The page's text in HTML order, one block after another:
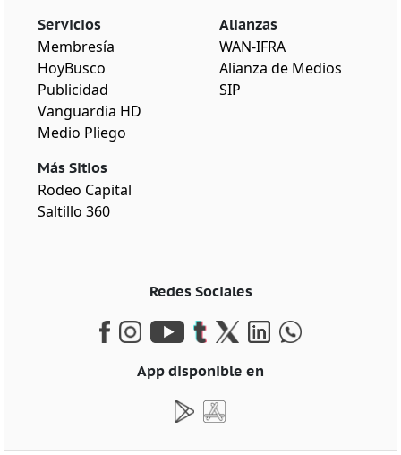
Servicios
Membresía
HoyBusco
Publicidad
Vanguardia HD
Medio Pliego
Más Sitios
Rodeo Capital
Saltillo 360
Alianzas
WAN-IFRA
Alianza de Medios
SIP
Redes Sociales
App disponible en